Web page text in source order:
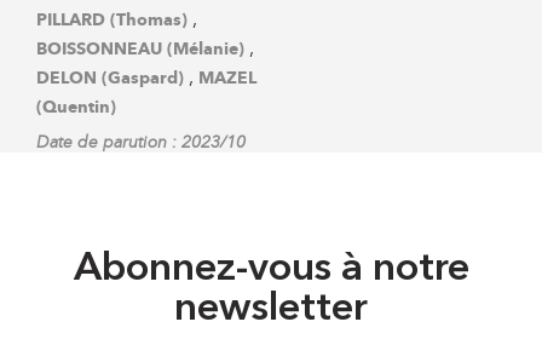
PILLARD (Thomas) ,
BOISSONNEAU (Mélanie) ,
DELON (Gaspard) , MAZEL
(Quentin)
Date de parution : 2023/10
Abonnez-vous à notre
newsletter